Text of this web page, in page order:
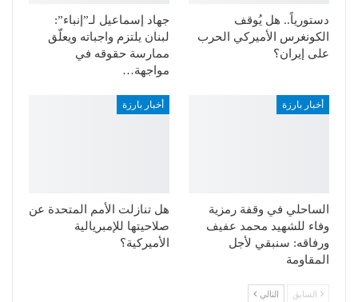
دستورياً.. هل يُوقف
الكونغرس الأميركي الحرب
على إيران؟
جهاد إسماعيل لـ”إنباء”:
لبنان يلتزم واجباته ويعلّق
ممارسة حقوقه في
مواجهة…
أخبار بارزة
الساحلي في وقفة رمزية
وفاء للشهيد محمد عفيف
ورفاقه: سنبقي لأجل
المقاومة
أخبار بارزة
هل تنازلت الأمم المتحدة عن
صلاحيتها للإمبريالية
الأميركية؟
السابق التالي